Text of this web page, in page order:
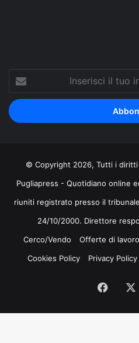
tuo
indirizzo
mail
© Copyright 2026, Tutti i
Pugliapress - Quotidiano online
riuniti registrato presso il
24/10/2000. Direttore
Cerco/Vendo
Offerte di
Cookies Policy
Privacy Policy